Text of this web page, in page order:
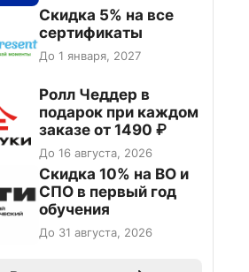
Скидка 5% на все
сертификаты
До 1 января, 2027
Ролл Чеддер в
подарок при каждом
заказе от 1490 ₽
До 16 августа, 2026
Скидка 10% на ВО и
СПО в первый год
обучения
До 31 августа, 2026